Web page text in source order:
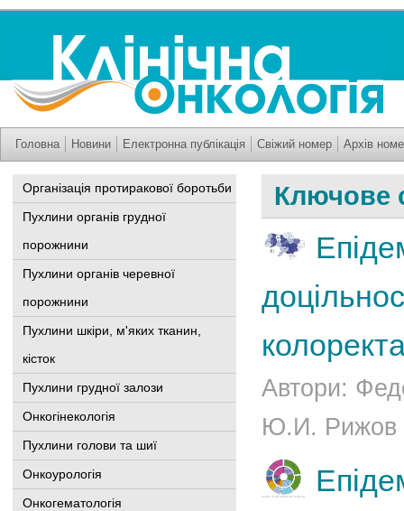
Головна Новини Електронна публікація Свіжий номер Архів
Організація протиракової боротьби
Пухлини органів грудної
порожнини
Пухлини органів черевної
порожнини
Пухлини шкіри, м'яких тканин,
кісток
Пухлини грудної залози
Онкогінекологія
Пухлини голови та шиї
Онкоурологія
Онкогематологія
Ключове
Автори:
Ю.И. Рижов